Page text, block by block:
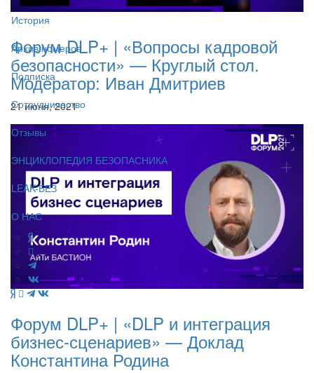
История
Архив номеров
Подписка
Сотрудничество
Отзывы
ЭНЦИКЛОПЕДИЯ БЕЗОПАСНИКА
LEAK-БЕЗ
О НАС
Форум DLP+ | «Вопросы кадровой
безопасности» — Круглый стол.
Модератор: Иван Дмитриев
21 июня, 2021
Форум DLP+ | «DLP и интеграция
бизнес-сценариев» — Доклад
Константина Родина